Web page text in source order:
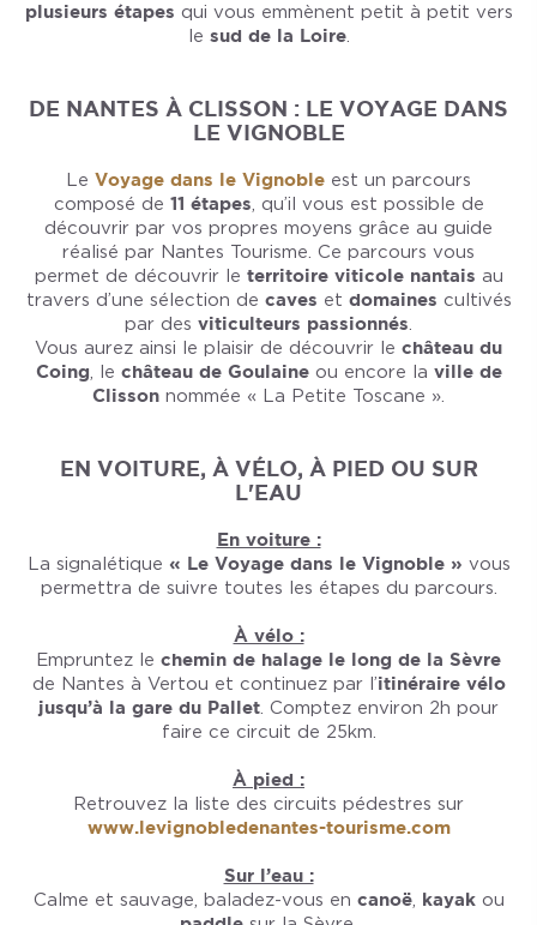
plusieurs étapes qui vous emmènent petit à petit vers
le sud de la Loire.
DE NANTES À CLISSON : LE VOYAGE DANS
LE VIGNOBLE
Le Voyage dans le Vignoble est un parcours
composé de 11 étapes, qu’il vous est possible de
découvrir par vos propres moyens grâce au guide
réalisé par Nantes Tourisme. Ce parcours vous
permet de découvrir le territoire viticole nantais au
travers d’une sélection de caves et domaines cultivés
par des viticulteurs passionnés.
Vous aurez ainsi le plaisir de découvrir le château du
Coing, le château de Goulaineou encore la ville de
Clisson nommée « La Petite Toscane ».
EN VOITURE, À VÉLO, À PIED OU SUR
L'EAU
En voiture :
La signalétique « Le Voyage dans le Vignoble » vous
permettra de suivre toutes les étapes du parcours.
À vélo :
Empruntez le chemin de halage le long de la Sèvre
de Nantes à Vertou et continuez par l’itinéraire vélo
jusqu’à la gare du Pallet. Comptez environ 2h pour
faire ce circuit de 25km.
À pied :
Retrouvez la liste des circuits pédestres sur
www.levignobledenantes-tourisme.com
Sur l’eau :
Calme et sauvage, baladez-vous en canoë, kayakou